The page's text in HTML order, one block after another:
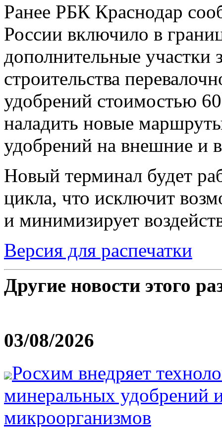
Ранее РБК Краснодар
России включило в
дополнительные
строительства
удобрений стоимостью
наладить новые
удобрений на внешние и
Новый терминал будет
цикла, что исключит
и минимизирует
Версия для распечатки
Другие новости этого
03/08/2026
Росхим внедряет
минеральных удобрений
микроорганизмов